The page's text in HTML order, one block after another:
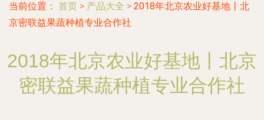
当前位置： 首页 > 产品大全 > 2018年北京农业好基地丨北
京密联益果蔬种植专业合作社
2018年北京农业好基地丨北京
密联益果蔬种植专业合作社